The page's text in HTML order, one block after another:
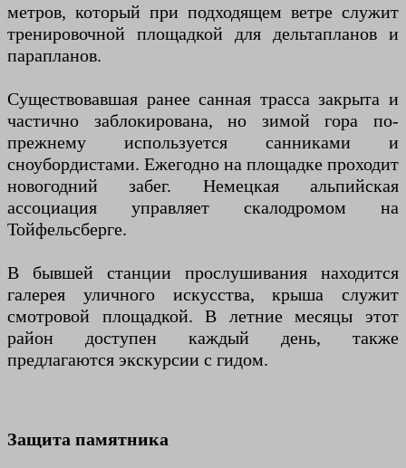
метров, который при подходящем ветре служит
тренировочной площадкой для дельтапланов и
парапланов.
Существовавшая ранее санная трасса закрыта и
частично заблокирована, но зимой гора по-
прежнему используется санниками и
сноубордистами. Ежегодно на площадке проходит
новогодний забег. Немецкая альпийская
ассоциация управляет скалодромом на
Тойфельсберге.
В бывшей станции прослушивания находится
галерея уличного искусства, крыша служит
смотровой площадкой. В летние месяцы этот
район доступен каждый день, также
предлагаются экскурсии с гидом.
Защита памятника